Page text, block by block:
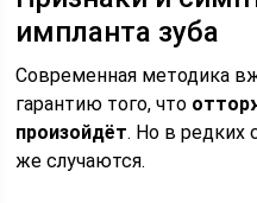
импланта зуба
Современная методика
гарантию того, что
произойдёт. Но в редких
же случаются.